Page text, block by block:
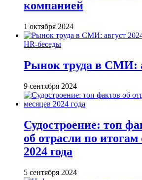
компанией
1 октября 2024
HR-беседы
Рынок труда в СМИ:
9 сентября 2024
Судостроение: топ
об отрасли по
2024 года
5 сентября 2024